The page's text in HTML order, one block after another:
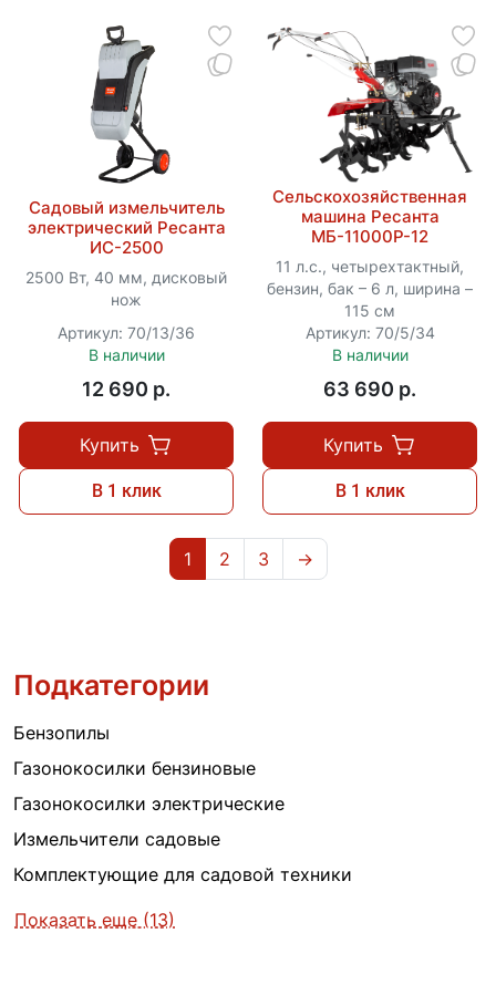
Садовый измельчитель
электрический Ресанта
ИС-2500
2500 Вт, 40 мм, дисковый
нож
Артикул: 70/13/36
В наличии
12 690 p.
Купить
В 1 клик
Сельскохозяйственная
машина Ресанта
МБ-11000P-12
11 л.с., четырехтактный,
бензин, бак – 6 л, ширина –
115 см
Артикул: 70/5/34
В наличии
63 690 p.
Купить
В 1 клик
1 2 3 →
Подкатегории
Бензопилы
Газонокосилки бензиновые
Газонокосилки электрические
Измельчители садовые
Комплектующие для садовой техники
Показать еще (13)